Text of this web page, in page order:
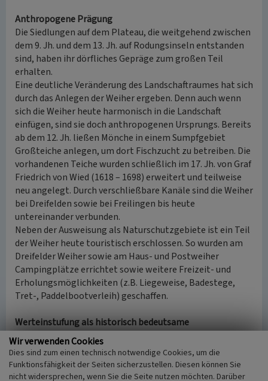
Anthropogene Prägung
Die Siedlungen auf dem Plateau, die weitgehend zwischen
dem 9. Jh. und dem 13. Jh. auf Rodungsinseln entstanden
sind, haben ihr dörfliches Gepräge zum großen Teil
erhalten.
Eine deutliche Veränderung des Landschaftraumes hat sich
durch das Anlegen der Weiher ergeben. Denn auch wenn
sich die Weiher heute harmonisch in die Landschaft
einfügen, sind sie doch anthropogenen Ursprungs. Bereits
ab dem 12. Jh. ließen Mönche in einem Sumpfgebiet
Großteiche anlegen, um dort Fischzucht zu betreiben. Die
vorhandenen Teiche wurden schließlich im 17. Jh. von Graf
Friedrich von Wied (1618 – 1698) erweitert und teilweise
neu angelegt. Durch verschließbare Kanäle sind die Weiher
bei Dreifelden sowie bei Freilingen bis heute
untereinander verbunden.
Neben der Ausweisung als Naturschutzgebiete ist ein Teil
der Weiher heute touristisch erschlossen. So wurden am
Dreifelder Weiher sowie am Haus- und Postweiher
Campingplätze errichtet sowie weitere Freizeit- und
Erholungsmöglichkeiten (z.B. Liegeweise, Badestege,
Tret-, Paddelbootverleih) geschaffen.
Werteinstufung als historisch bedeutsame
Kulturlandschaft
Der Hohe Westerwald besitzt kulturhistorisch eine hohe
Bedeutung:
Es handelt sich um eine charakteristische
Wir verwenden Cookies
Dies sind zum einen technisch notwendige Cookies, um die
Funktionsfähigkeit der Seiten sicherzustellen. Diesen können Sie
nicht widersprechen, wenn Sie die Seite nutzen möchten. Darüber